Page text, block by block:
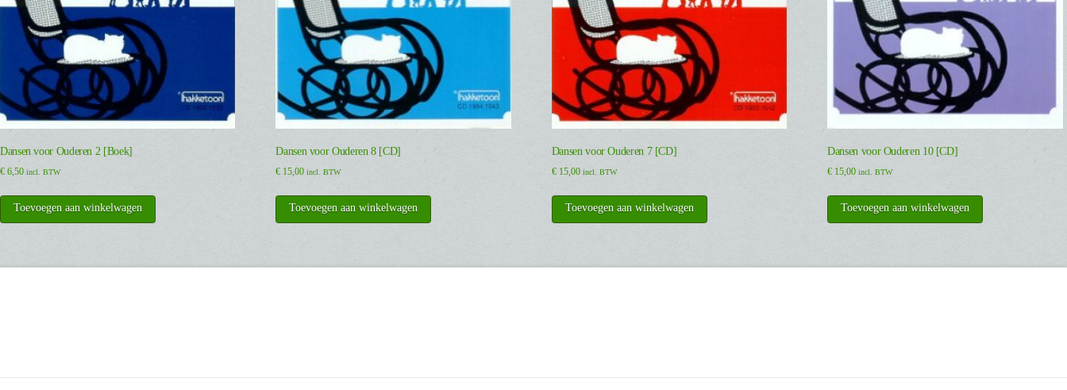
Dansen voor Ouderen 2 [Boek]
€ 6,50 incl. BTW
Toevoegen aan winkelwagen
Dansen voor Ouderen 8 [CD]
€ 15,00 incl. BTW
Toevoegen aan winkelwagen
Dansen voor Ouderen 7 [CD]
€15,00 incl. BTW
Toevoegen aan winkelwagen
Dansen voor Ouderen 10 [CD]
€ 15,00 incl. BTW
Toevoegen aan winkelwagen